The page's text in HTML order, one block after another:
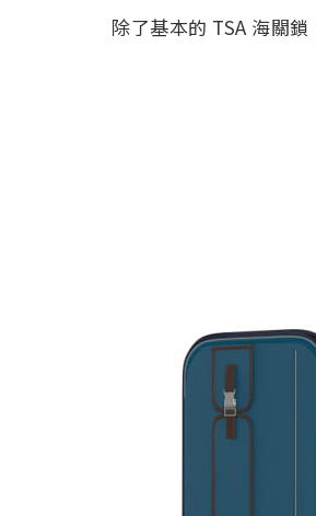
除了基本的 TSA 海關